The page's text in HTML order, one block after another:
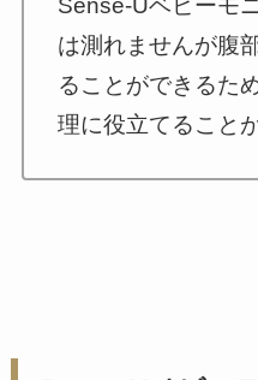
Sense-Uベビーモ
は測れませんが腹
ることができるた
理に役立てること